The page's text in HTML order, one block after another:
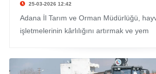
25-03-2026 12:42
Adana İl Tarım ve Orman Müdürlüğü,
işletmelerinin kârlılığını artırmak ve yem